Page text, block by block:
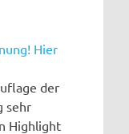
Hier
der
sehr
Highlight